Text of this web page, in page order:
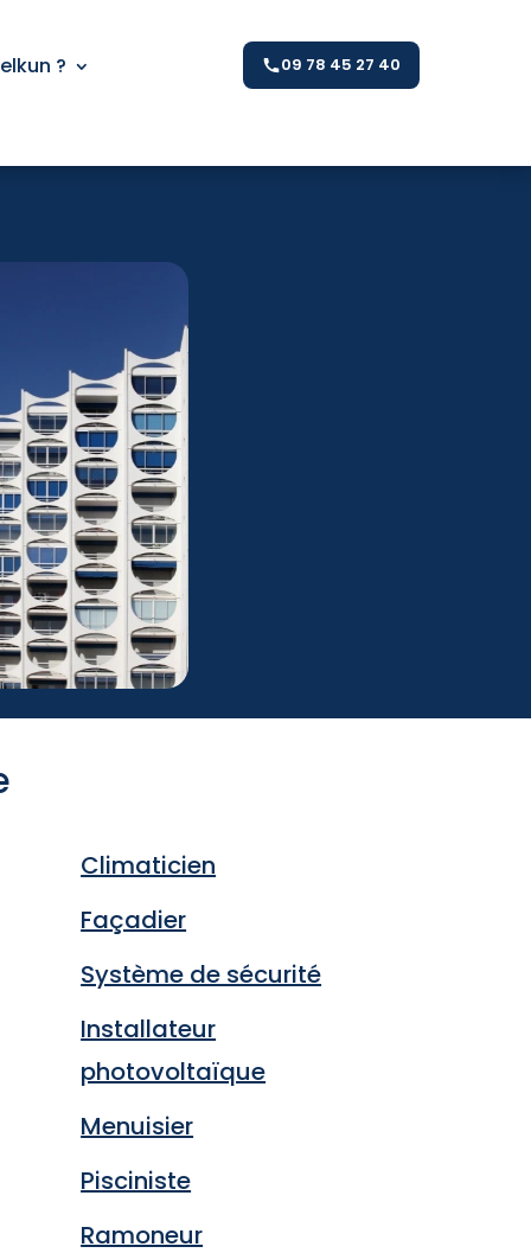
? 09 78 45 27 40
Climaticien
Façadier
Système de sécurité
Installateur
photovoltaïque
Menuisier
Pisciniste
Ramoneur